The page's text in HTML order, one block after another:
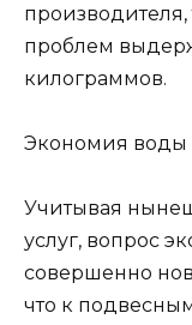
производителя,
проблем
килограммов.
Экономия воды
Учитывая
услуг, вопрос
совершенно
что к